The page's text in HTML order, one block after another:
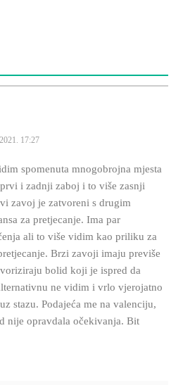
17:27
spomenuta mnogobrojna mjesta
i zadnji zaboj i to više zasnji
zavoj je zatvoreni s drugim
za pretjecanje. Ima par
ali to više vidim kao priliku za
Brzi zavoji imaju previše
bolid koji je ispred da
ne vidim i vrlo vjerojatno
stazu. Podajeća me na valenciju,
nije opravdala očekivanja. Bit